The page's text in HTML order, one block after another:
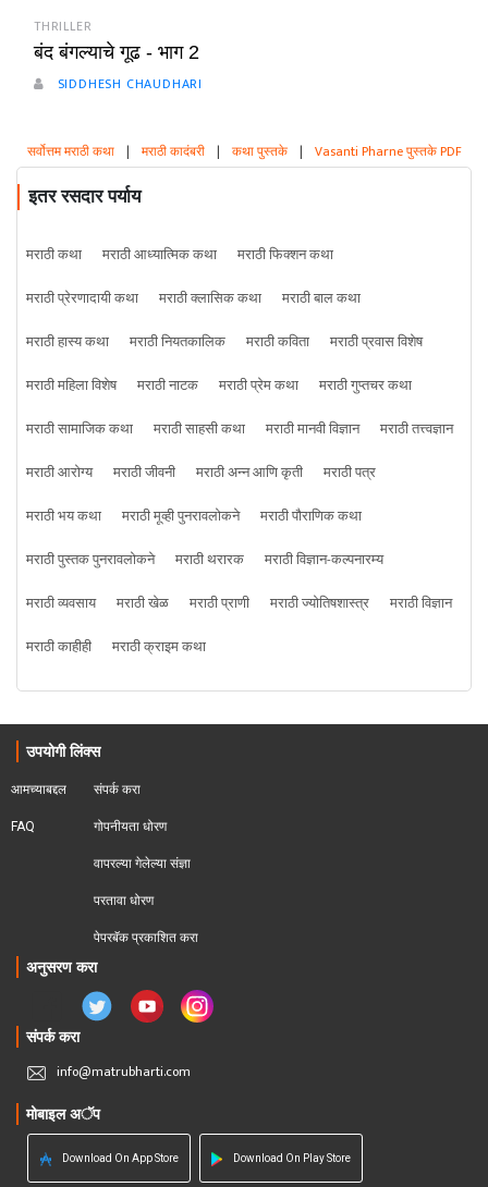
THRILLER
बंद बंगल्याचे गूढ - भाग 2
SIDDHESH CHAUDHARI
सर्वोत्तम मराठी कथा | मराठी कादंबरी | कथा पुस्तके | Vasanti Pharne पुस्तके PDF
इतर रसदार पर्याय
मराठी कथा मराठी आध्यात्मिक कथा
मराठी फिक्शन कथा
मराठी प्रेरणादायी कथा
मराठी क्लासिक कथा
मराठी बाल कथा
मराठी हास्य कथा
मराठी नियतकालिक मराठी कविता
मराठी प्रवास विशेष
मराठी महिला विशेष
मराठी नाटक मराठी प्रेम कथा
मराठी गुप्तचर कथा
मराठी सामाजिक कथा
मराठी साहसी कथा मराठी मानवी विज्ञान
मराठी तत्त्वज्ञान
मराठी आरोग्य
मराठी जीवनी मराठी अन्न आणि कृती
मराठी पत्र
मराठी भय कथा
मराठी मूव्ही पुनरावलोकने
मराठी पौराणिक कथा
मराठी पुस्तक पुनरावलोकने
मराठी थरारक
मराठी विज्ञान-कल्पनारम्य
मराठी व्यवसाय
मराठी खेळ मराठी प्राणी मराठी ज्योतिषशास्त्र
मराठी विज्ञान
मराठी काहीही
मराठी क्राइम कथा
उपयोगी लिंक्स
आमच्याबद्दल
FAQ
संपर्क करा
गोपनीयता धोरण
वापरल्या गेलेल्या संज्ञा
परतावा धोरण
पेपरबॅक प्रकाशित करा
अनुसरण करा
संपर्क करा
info@matrubharti.com
मोबाइल अॅप
Download On App Store Download On Play Store